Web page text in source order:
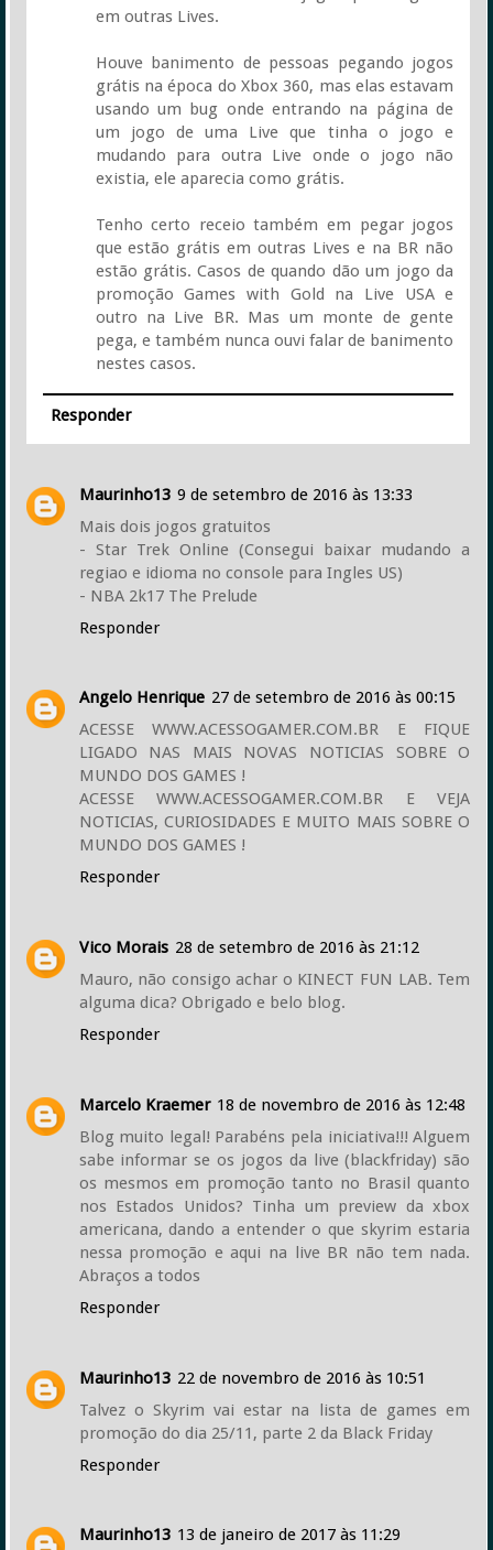
em outras Lives.
Houve banimento de pessoas pegando jogos
grátis na época do Xbox 360, mas elas estavam
usando um bug onde entrando na página de
um jogo de uma Live que tinha o jogo e
mudando para outra Live onde o jogo não
existia, ele aparecia como grátis.
Tenho certo receio também em pegar jogos
que estão grátis em outras Lives e na BR não
estão grátis. Casos de quando dão um jogo da
promoção Games with Gold na Live USA e
outro na Live BR. Mas um monte de gente
pega, e também nunca ouvi falar de banimento
nestes casos.
Responder
Maurinho13 9 de setembro de 2016 às 13:33
Mais dois jogos gratuitos
- Star Trek Online (Consegui baixar mudando a
regiao e idioma no console para Ingles US)
- NBA 2k17 The Prelude
Responder
Angelo Henrique 27 de setembro de 2016 às 00:15
ACESSE WWW.ACESSOGAMER.COM.BR E FIQUE
LIGADO NAS MAIS NOVAS NOTICIAS SOBRE O
MUNDO DOS GAMES !
ACESSE WWW.ACESSOGAMER.COM.BR E VEJA
NOTICIAS, CURIOSIDADES E MUITO MAIS SOBRE O
MUNDO DOS GAMES !
Responder
Vico Morais 28 de setembro de 2016 às 21:12
Mauro, não consigo achar o KINECT FUN LAB. Tem
alguma dica? Obrigado e belo blog.
Responder
Marcelo Kraemer 18 de novembro de 2016 às 12:48
Blog muito legal! Parabéns pela iniciativa!!! Alguem
sabe informar se os jogos da live (blackfriday) são
os mesmos em promoção tanto no Brasil quanto
nos Estados Unidos? Tinha um preview da xbox
americana, dando a entender o que skyrim estaria
nessa promoção e aqui na live BR não tem nada.
Abraços a todos
Responder
Maurinho13 22 de novembro de 2016 às 10:51
Talvez o Skyrim vai estar na lista de games em
promoção do dia 25/11, parte 2 da Black Friday
Responder
Maurinho13 13 de janeiro de 2017 às 11:29